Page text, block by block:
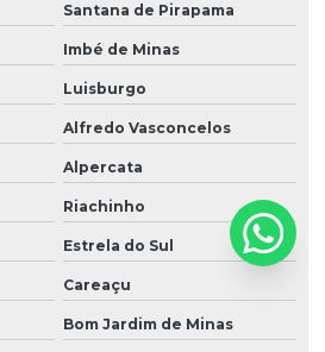
Santana de Pirapama
Imbé de Minas
Luisburgo
Alfredo Vasconcelos
Alpercata
Riachinho
Estrela do Sul
Careaçu
Bom Jardim de Minas